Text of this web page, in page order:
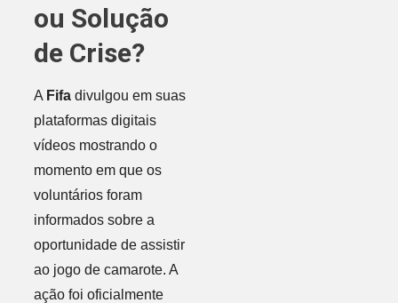
ou Solução
de Crise?
A Fifadivulgou em suas
plataformas digitais
vídeos mostrando o
momento em que os
voluntários foram
informados sobre a
oportunidade de assistir
ao jogo de camarote. A
ação foi oficialmente